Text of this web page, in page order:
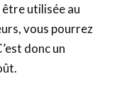
utilisée au
vous pourrez
donc un